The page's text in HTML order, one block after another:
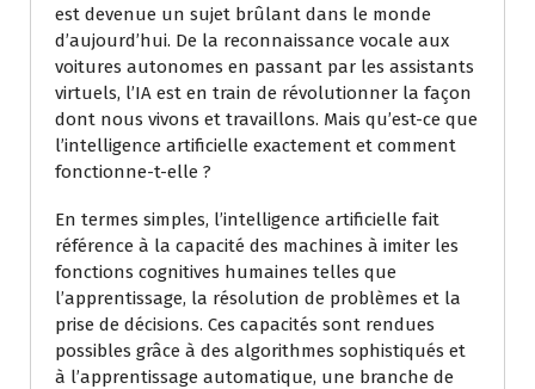
est devenue un sujet brûlant dans le monde
d’aujourd’hui. De la reconnaissance vocale aux
voitures autonomes en passant par les assistants
virtuels, l’IA est en train de révolutionner la façon
dont nous vivons et travaillons. Mais qu’est-ce que
l’intelligence artificielle exactement et comment
fonctionne-t-elle ?
En termes simples, l’intelligence artificielle fait
référence à la capacité des machines à imiter les
fonctions cognitives humaines telles que
l’apprentissage, la résolution de problèmes et la
prise de décisions. Ces capacités sont rendues
possibles grâce à des algorithmes sophistiqués et
à l’apprentissage automatique, une branche de